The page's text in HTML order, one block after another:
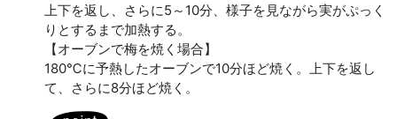
上下を返し、さらに5～10分、様子を見ながら実がぷっく
りとするまで加熱する。
【オーブンで梅を焼く場合】
180℃に予熱したオーブンで10分ほど焼く。上下を返し
て、さらに8分ほど焼く。